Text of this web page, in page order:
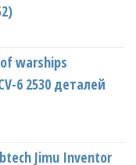
warships
6 2530 деталей
Jimu Inventor